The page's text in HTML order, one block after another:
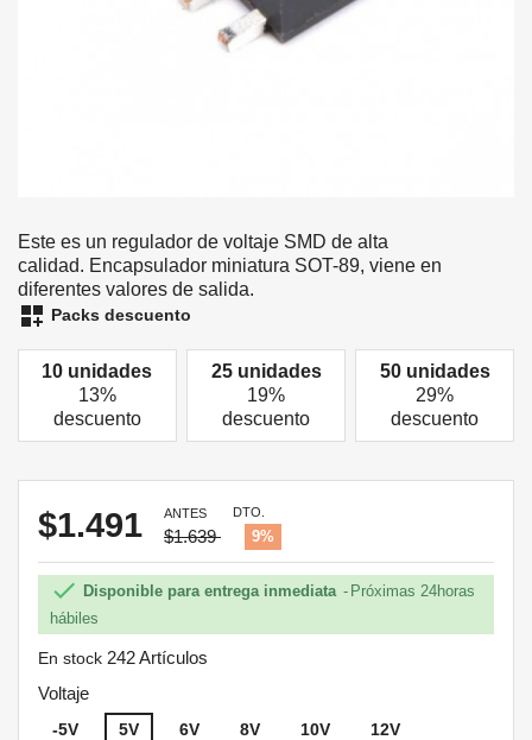
Este es un regulador de voltaje SMD de alta
calidad. Encapsulador miniatura SOT-89, viene en
diferentes valores de salida.
dashboard_customize Packs descuento
10 unidades
13%
descuento
25 unidades
19%
descuento
50 unidades
29%
descuento
$1.491 ANTES
$1.639
DTO.
9%
 Disponible para entrega inmediata
Próximas 24horas
hábiles
En stock 242 Artículos
Voltaje
-5V 5V 6V 8V 10V
12V